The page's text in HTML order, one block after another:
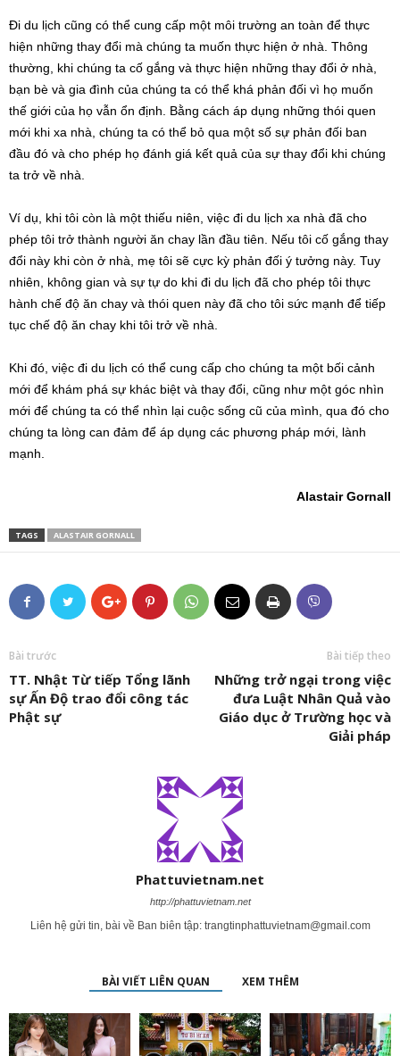
Đi du lịch cũng có thể cung cấp một môi trường an toàn để thực
hiện những thay đổi mà chúng ta muốn thực hiện ở nhà. Thông
thường, khi chúng ta cố gắng và thực hiện những thay đổi ở nhà,
bạn bè và gia đình của chúng ta có thể khá phản đối vì họ muốn
thế giới của họ vẫn ổn định. Bằng cách áp dụng những thói quen
mới khi xa nhà, chúng ta có thể bỏ qua một số sự phản đối ban
đầu đó và cho phép họ đánh giá kết quả của sự thay đổi khi chúng
ta trở về nhà.
Ví dụ, khi tôi còn là một thiếu niên, việc đi du lịch xa nhà đã cho
phép tôi trở thành người ăn chay lần đầu tiên. Nếu tôi cố gắng thay
đổi này khi còn ở nhà, mẹ tôi sẽ cực kỳ phản đối ý tưởng này. Tuy
nhiên, không gian và sự tự do khi đi du lịch đã cho phép tôi thực
hành chế độ ăn chay và thói quen này đã cho tôi sức mạnh để tiếp
tục chế độ ăn chay khi tôi trở về nhà.
Khi đó, việc đi du lịch có thể cung cấp cho chúng ta một bối cảnh
mới để khám phá sự khác biệt và thay đổi, cũng như một góc nhìn
mới để chúng ta có thể nhìn lại cuộc sống cũ của mình, qua đó cho
chúng ta lòng can đảm để áp dụng các phương pháp mới, lành
mạnh.
Alastair Gornall
TAGS ALASTAIR GORNALL
Bài trước
TT. Nhật Từ tiếp Tổng lãnh
sự Ấn Độ trao đổi công tác
Phật sự
Bài tiếp theo
Những trở ngại trong việc
đưa Luật Nhân Quả vào
Giáo dục ở Trường học và
Giải pháp
Phattuvietnam.net
http://phattuvietnam.net
Liên hệ gửi tin, bài về Ban biên tập: trangtinphattuvietnam@gmail.com
BÀI VIẾT LIÊN QUAN XEM THÊM